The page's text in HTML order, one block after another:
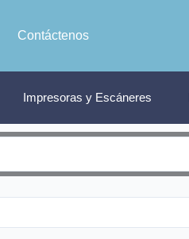
Contáctenos
Impresoras y Escáneres